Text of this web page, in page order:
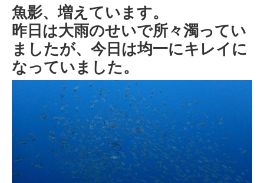
魚影、増えています。
昨日は大雨のせいで所々濁ってい
ましたが、今日は均一にキレイに
なっていました。